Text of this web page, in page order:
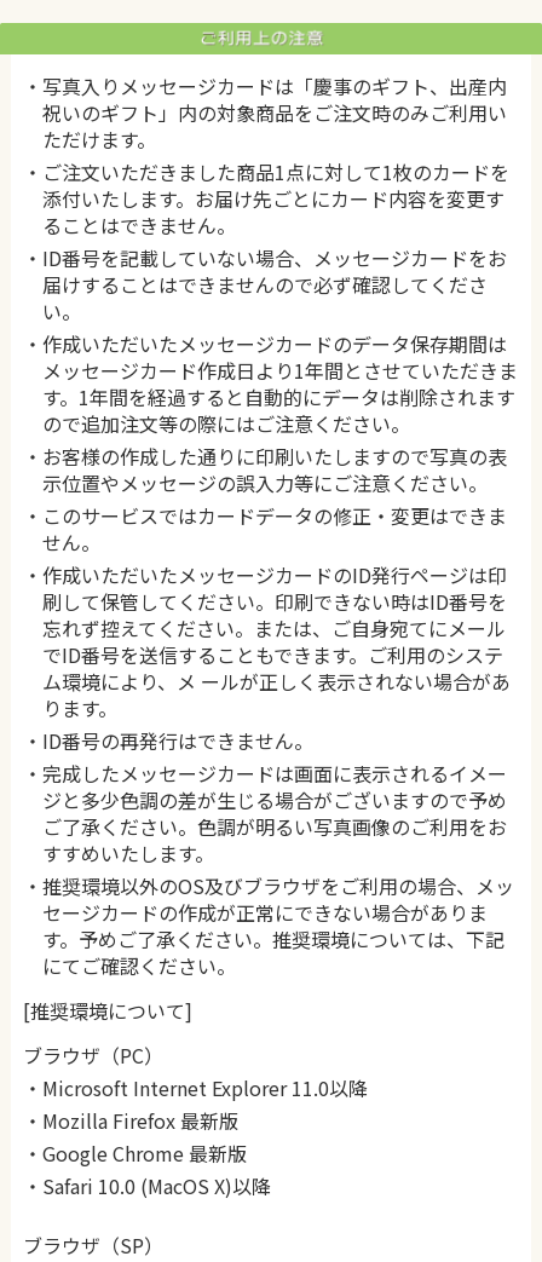
・写真入りメッセージカードは「慶事のギフト、出産内
祝いのギフト」内の対象商品をご注文時のみご利用い
ただけます。
・ご注文いただきました商品1点に対して1枚のカードを
添付いたします。お届け先ごとにカード内容を変更す
ることはできません。
・ID番号を記載していない場合、メッセージカードをお
届けすることはできませんので必ず確認してくださ
い。
・作成いただいたメッセージカードのデータ保存期間は
メッセージカード作成日より1年間とさせていただきま
す。1年間を経過すると自動的にデータは削除されます
ので追加注文等の際にはご注意ください。
・お客様の作成した通りに印刷いたしますので写真の表
示位置やメッセージの誤入力等にご注意ください。
・このサービスではカードデータの修正・変更はできま
せん。
・作成いただいたメッセージカードのID発行ページは印
刷して保管してください。印刷できない時はID番号を
忘れず控えてください。または、ご自身宛てにメール
でID番号を送信することもできます。ご利用のシステ
ム環境により、メ ールが正しく表示されない場合があ
ります。
・ID番号の再発行はできません。
・完成したメッセージカードは画面に表示されるイメー
ジと多少色調の差が生じる場合がございますので予め
ご了承ください。色調が明るい写真画像のご利用をお
すすめいたします。
・推奨環境以外のOS及びブラウザをご利用の場合、メッ
セージカードの作成が正常にできない場合がありま
す。予めご了承ください。推奨環境については、下記
にてご確認ください。
[推奨環境について]
ブラウザ（PC）
・Microsoft Internet Explorer 11.0以降
・Mozilla Firefox 最新版
・Google Chrome 最新版
・Safari 10.0 (MacOS X)以降
ブラウザ（SP）